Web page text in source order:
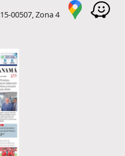
00507, Zona 4